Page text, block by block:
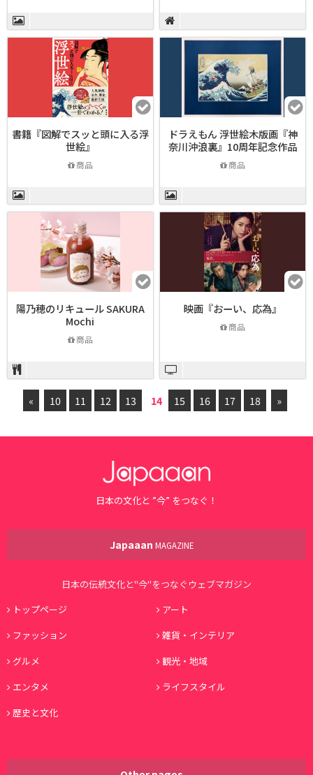
書籍『図解でスッと頭に入る浮
世絵』
商品
ドラえもん 浮世絵木版画『神
奈川沖浪裏』10周年記念作品
商品
陽乃穂のリキュール SAKURA
Mochi
商品
映画『おーい、応為』
商品
« 10 11 12 13 14 15 16 17 18 »
日本の文化と ”今” をつなぐ！
Japaaan MAGAZINE
日本の伝統文化と"今"をつなぐウェブマガジン
トップページ
アート
ファッション
雑貨・インテリア
グルメ
観光・地域
エンタメ
ライフスタイル
歴史と文化